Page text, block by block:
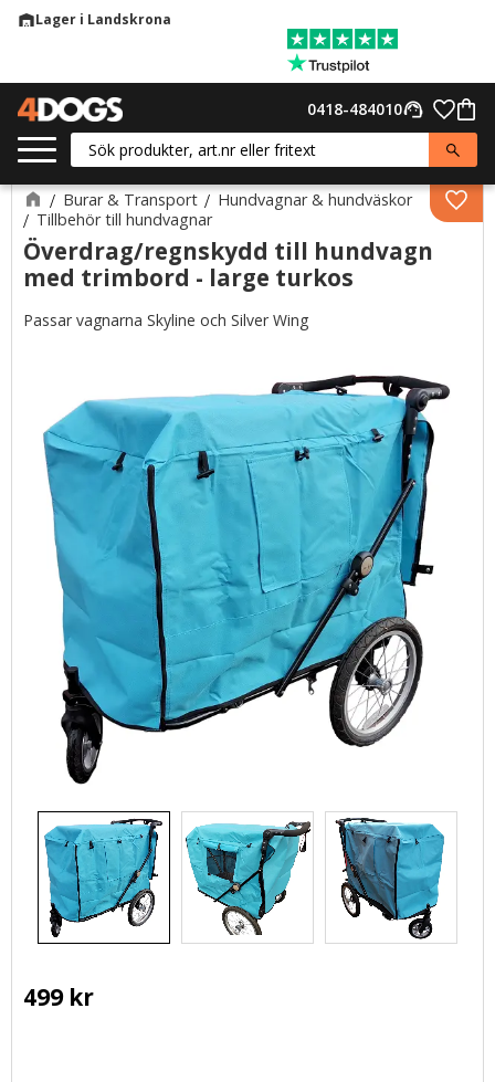
warehouseLager i Landskrona
support_agent
0418-484010
Burar & Transport
Hundvagnar & hundväskor
Tillbehör till hundvagnar
Överdrag/regnskydd till hundvagn
med trimbord - large turkos
Passar vagnarna Skyline och Silver Wing
499kr